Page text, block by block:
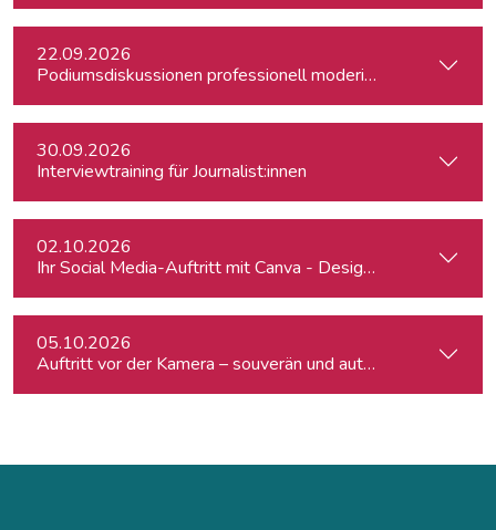
22.09.2026
Podiumsdiskussionen professionell moderieren
30.09.2026
Interviewtraining für Journalist:innen
02.10.2026
Ihr Social Media-Auftritt mit Canva - Designs für Instagram,
05.10.2026
Auftritt vor der Kamera – souverän und authentisch